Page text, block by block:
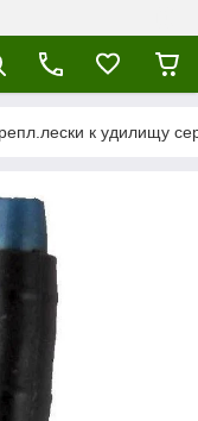
к удилищу